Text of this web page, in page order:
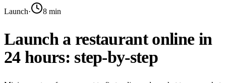
Launch· 8 min
Launch a restaurant online in
24 hours: step-by-step